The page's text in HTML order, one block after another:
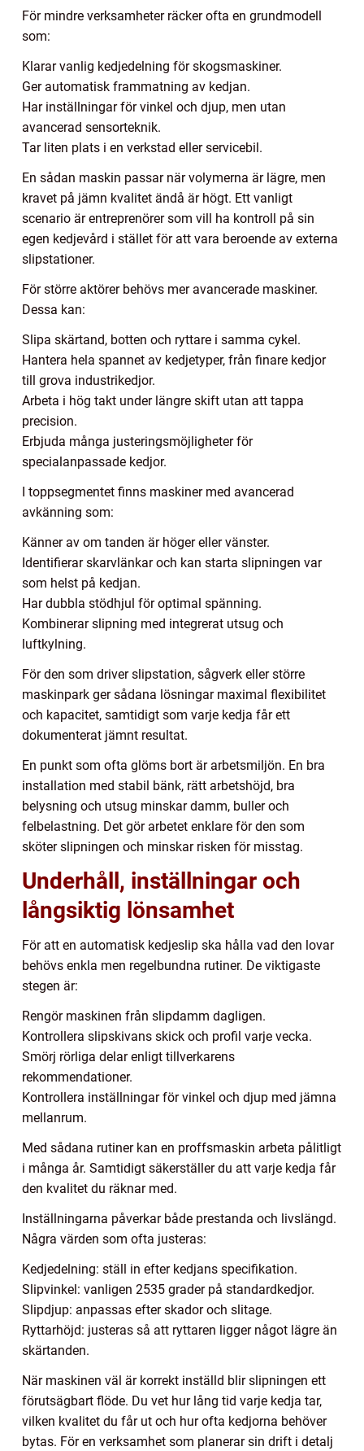
För mindre verksamheter räcker ofta en grundmodell
som:
Klarar vanlig kedjedelning för skogsmaskiner.
Ger automatisk frammatning av kedjan.
Har inställningar för vinkel och djup, men utan
avancerad sensorteknik.
Tar liten plats i en verkstad eller servicebil.
En sådan maskin passar när volymerna är lägre, men
kravet på jämn kvalitet ändå är högt. Ett vanligt
scenario är entreprenörer som vill ha kontroll på sin
egen kedjevård i stället för att vara beroende av externa
slipstationer.
För större aktörer behövs mer avancerade maskiner.
Dessa kan:
Slipa skärtand, botten och ryttare i samma cykel.
Hantera hela spannet av kedjetyper, från finare kedjor
till grova industrikedjor.
Arbeta i hög takt under längre skift utan att tappa
precision.
Erbjuda många justeringsmöjligheter för
specialanpassade kedjor.
I toppsegmentet finns maskiner med avancerad
avkänning som:
Känner av om tanden är höger eller vänster.
Identifierar skarvlänkar och kan starta slipningen var
som helst på kedjan.
Har dubbla stödhjul för optimal spänning.
Kombinerar slipning med integrerat utsug och
luftkylning.
För den som driver slipstation, sågverk eller större
maskinpark ger sådana lösningar maximal flexibilitet
och kapacitet, samtidigt som varje kedja får ett
dokumenterat jämnt resultat.
En punkt som ofta glöms bort är arbetsmiljön. En bra
installation med stabil bänk, rätt arbetshöjd, bra
belysning och utsug minskar damm, buller och
felbelastning. Det gör arbetet enklare för den som
sköter slipningen och minskar risken för misstag.
Underhåll, inställningar och
långsiktig lönsamhet
För att en automatisk kedjeslip ska hålla vad den lovar
behövs enkla men regelbundna rutiner. De viktigaste
stegen är:
Rengör maskinen från slipdamm dagligen.
Kontrollera slipskivans skick och profil varje vecka.
Smörj rörliga delar enligt tillverkarens
rekommendationer.
Kontrollera inställningar för vinkel och djup med jämna
mellanrum.
Med sådana rutiner kan en proffsmaskin arbeta pålitligt
i många år. Samtidigt säkerställer du att varje kedja får
den kvalitet du räknar med.
Inställningarna påverkar både prestanda och livslängd.
Några värden som ofta justeras:
Kedjedelning: ställ in efter kedjans specifikation.
Slipvinkel: vanligen 2535 grader på standardkedjor.
Slipdjup: anpassas efter skador och slitage.
Ryttarhöjd: justeras så att ryttaren ligger något lägre än
skärtanden.
När maskinen väl är korrekt inställd blir slipningen ett
förutsägbart flöde. Du vet hur lång tid varje kedja tar,
vilken kvalitet du får ut och hur ofta kedjorna behöver
bytas. För en verksamhet som planerar sin drift i detalj